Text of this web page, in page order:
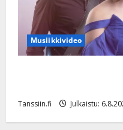
Musiikkivideo
Tanssiin.fi Julkaistu: